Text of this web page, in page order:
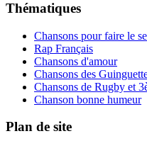
Thématiques
Chansons pour faire le
Rap Français
Chansons d'amour
Chansons des
Chansons de Rugby et
Chanson bonne humeur
Plan de site